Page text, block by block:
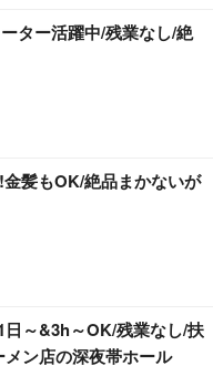
ター活躍中/残業なし/絶
髪もOK/絶品まかないが
～&3h～OK/残業なし/扶
ン店の深夜帯ホール